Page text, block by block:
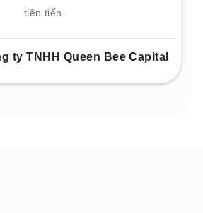
tiên tiến.
ty TNHH Queen Bee Capital